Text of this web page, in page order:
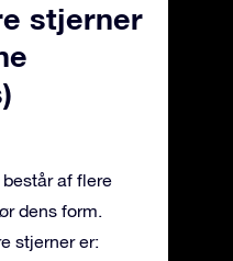
stjerner
af flere
dens form.
stjerner er: